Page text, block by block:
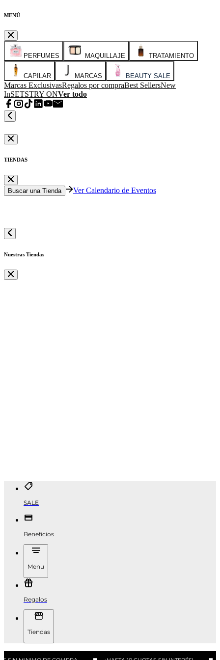
MENÚ
PERFUMES MAQUILLAJE TRATAMIENTO
CAPILAR MARCAS BEAUTY SALE
Marcas ExclusivasRegalos por compraBest SellersNew
InSETSTRY ONVer todo
TIENDAS
Buscar una Tienda Ver Calendario de Eventos
Nuestras Tiendas
SALE
Beneficios
Menu
Regalos
Tiendas